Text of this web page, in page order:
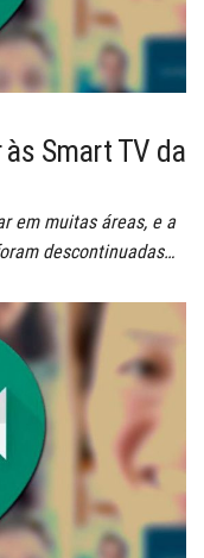
Smart TV da
em muitas áreas, e a
descontinuadas…